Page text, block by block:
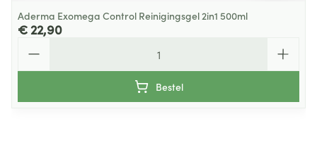
Aderma Exomega Control Reinigingsgel 2in1 500ml
€ 22,90
Bestel